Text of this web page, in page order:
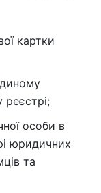
картки
особи в
юридичних
та